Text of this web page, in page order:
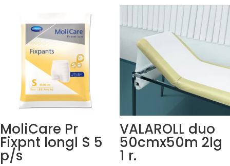
MoliCare Pr
Fixpnt longl S 5
p/s
VALAROLL duo
50cmx50m 2lg
1 r.